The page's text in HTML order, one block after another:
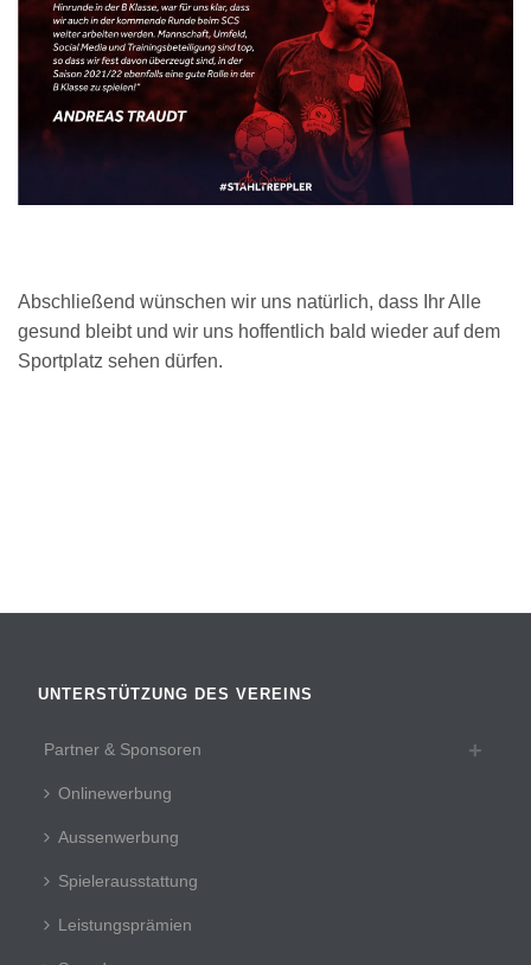
Abschließend wünschen wir uns natürlich, dass Ihr Alle
gesund bleibt und wir uns hoffentlich bald wieder auf dem
Sportplatz sehen dürfen.
UNTERSTÜTZUNG DES VEREINS
Partner & Sponsoren
Onlinewerbung
Aussenwerbung
Spielerausstattung
Leistungsprämien